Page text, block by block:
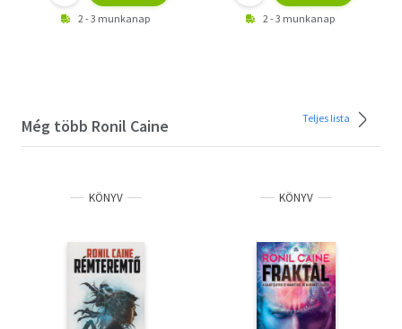
2 - 3 munkanap 2 - 3 munkanap
Még több Ronil Caine Teljes lista
KÖNYV KÖNYV